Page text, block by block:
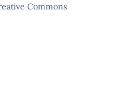
Commons